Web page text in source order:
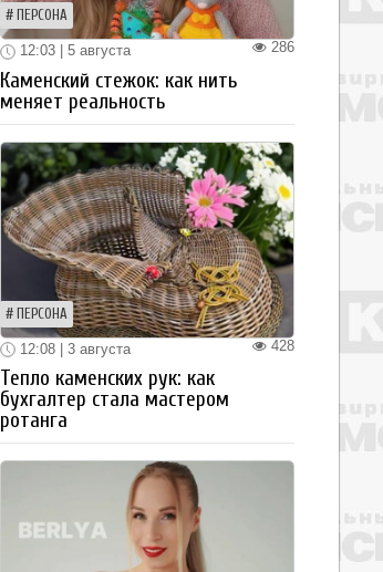
ПЕРСОНА
286
12:03 | 5 августа
Каменский стежок: как нить
меняет реальность
ПЕРСОНА
428
12:08 | 3 августа
Тепло каменских рук: как
бухгалтер стала мастером
ротанга